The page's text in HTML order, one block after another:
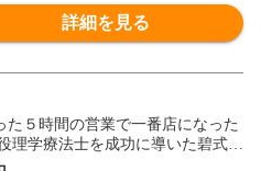
詳細を見る
た５時間の営業で一番店になった
理学療法士を成功に導いた碧式メ
口亮太